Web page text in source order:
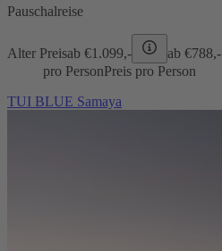
Pauschalreise
Alter Preisab €1.099,- ab €788,-
pro PersonPreis pro Person
TUI BLUE Samaya